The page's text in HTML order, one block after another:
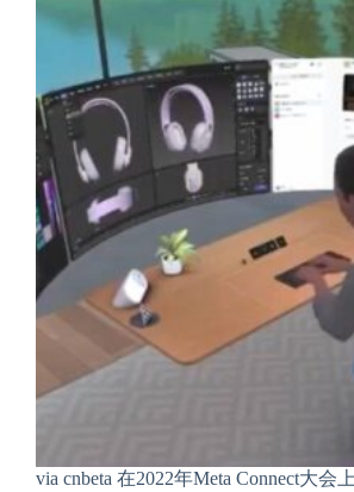
via cnbeta 在2022年Meta Connect大会